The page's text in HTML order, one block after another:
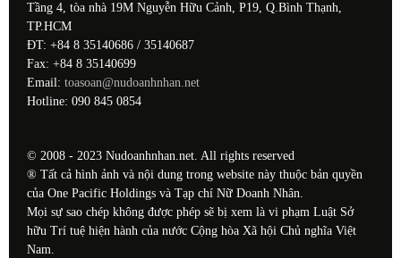
Tầng 4, tòa nhà 19M Nguyễn Hữu Cảnh, P19, Q.Bình Thạnh,
TP.HCM
ĐT: +84 8 35140686 / 35140687
Fax: +84 8 35140699
Email: toasoan@nudoanhnhan.net
Hotline: 090 845 0854
© 2008 - 2023 Nudoanhnhan.net. All rights reserved
® Tất cả hình ảnh và nội dung trong website này thuộc bản quyền
của One Pacific Holdings và Tạp chí Nữ Doanh Nhân.
Mọi sự sao chép không được phép sẽ bị xem là vi phạm Luật Sở
hữu Trí tuệ hiện hành của nước Cộng hòa Xã hội Chủ nghĩa Việt
Nam.